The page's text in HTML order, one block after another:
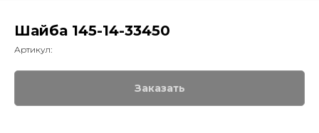
Шайба 145-14-33450
Артикул:
Заказать